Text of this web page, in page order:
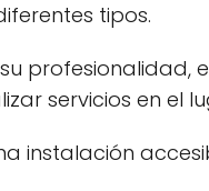
tipos.
profesionalidad,
servicios en el
instalación